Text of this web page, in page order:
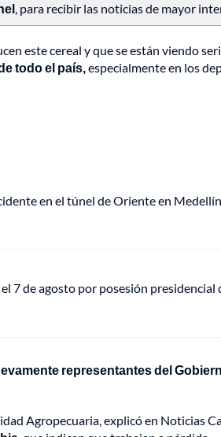
, para recibir las noticias de mayor
este cereal y que se están viendo
todo el país,especialmente en los
en el túnel de Oriente en
7 de agosto por posesión presidencial
representantes del
Agropecuaria, explicó en Noticias